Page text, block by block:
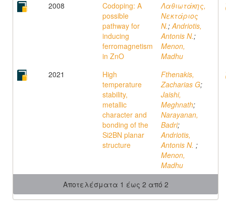
2008
Codoping: A
possible
pathway for
inducing
ferromagnetism
in ZnO
Λαθιωτάκης,
Νεκτάριος
N.;Andriotis,
Antonis N.;
Menon,
Madhu
2021
High
temperature
stability,
metallic
character and
bonding of the
Si2BN planar
structure
Fthenakis,
Zacharias G;
Jaishi,
Meghnath;
Narayanan,
Badri;
Andriotis,
Antonis N. ;
Menon,
Madhu
Αποτελέσματα 1 έως 2 από 2